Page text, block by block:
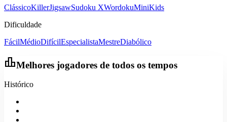
ClássicoKillerJigsawSudoku XWordokuMiniKids
Dificuldade
FácilMédioDifícilEspecialistaMestreDiabólico
leaderboardMelhores jogadores de todos os tempos
Histórico